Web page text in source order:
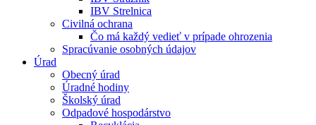
IBV Strelnica
Civilná ochrana
Čo má každý vedieť v prípade ohrozenia
Spracúvanie osobných údajov
Úrad
Obecný úrad
Úradné hodiny
Školský úrad
Odpadové hospodárstvo